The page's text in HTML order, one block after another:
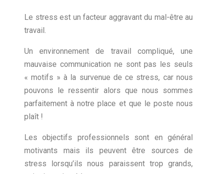
Le stress est un facteur aggravant du mal-être au
travail.
Un environnement de travail compliqué, une
mauvaise communication ne sont pas les seuls
« motifs » à la survenue de ce stress, car nous
pouvons le ressentir alors que nous sommes
parfaitement à notre place et que le poste nous
plaît !
Les objectifs professionnels sont en général
motivants mais ils peuvent être sources de
stress lorsqu’ils nous paraissent trop grands,